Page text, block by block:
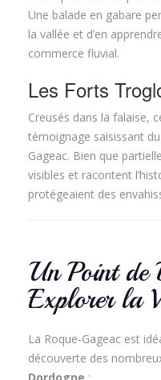
Une balade en gabare
la vallée et d’en
commerce fluvial.
Les Forts
Creusés dans la falaise,
témoignage saisissant
Gageac. Bien que
visibles et racontent
protégeaient des
Un Point de
Explorer la
La Roque-Gageac est
découverte des
Dordogne :